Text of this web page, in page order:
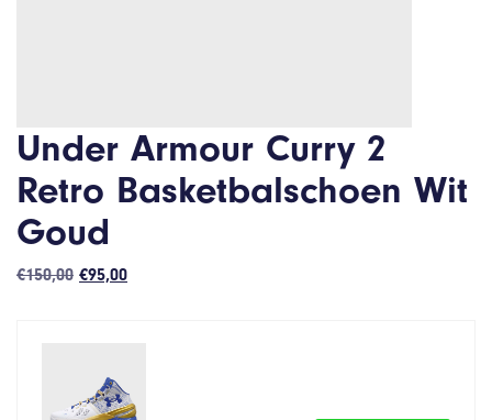
Under Armour Curry 2
Retro Basketbalschoen Wit
Goud
€150,00 Oorspronkelijke
€95,00Huidige